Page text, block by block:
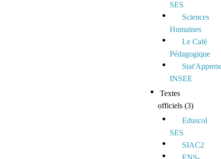
SES
Sciences
Humaines
Le Café
Pédagogique
INSEE
Textes
officiels (3)
Eduscol
SES
SIAC2
ENS-